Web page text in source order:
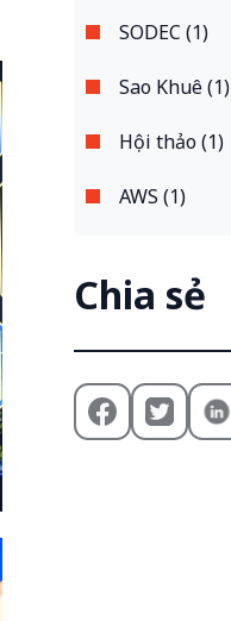
SODEC (1)
Sao Khuê (1)
Hội thảo (1)
AWS (1)
Chia sẻ